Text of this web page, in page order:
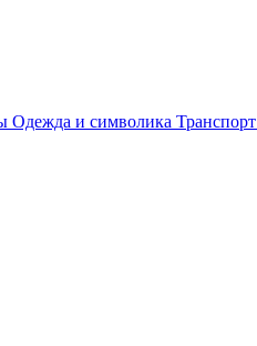
Одежда и символика Транспорт